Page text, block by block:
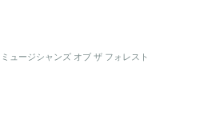
ュージシャンズ オブ ザ フォレスト